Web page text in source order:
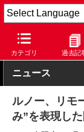
カテゴリ 過去記
Car Watch 自動車
ニュース
ルノー、リモ
み”を表現し